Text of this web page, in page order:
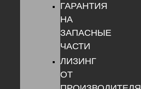
ГАРАНТИЯ
НА
ЗАПАСНЫЕ
ЧАСТИ
ЛИЗИНГ
ОТ